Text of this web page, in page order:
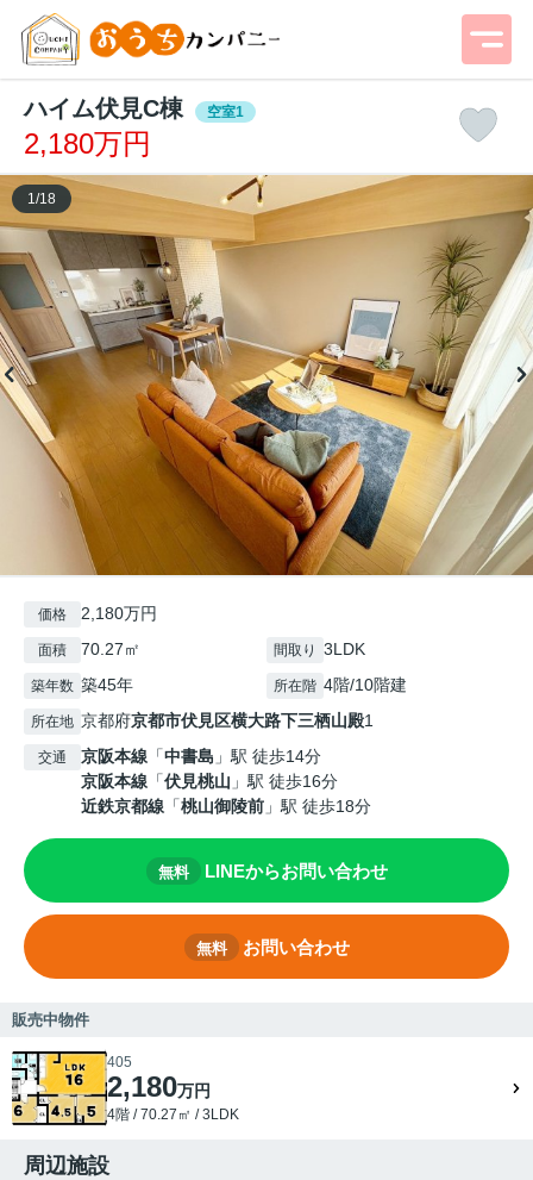
ハイム伏見C棟 空室1
2,180万円
1 /18
価格 2,180万円
面積 70.27㎡ 間取り 3LDK
築年数 築45年 所在階 4階/10階建
所在地 京都府京都市伏見区横大路下三栖山殿1
交通 京阪本線 「中書島 」駅 徒歩14分
京阪本線 「伏見桃山 」駅 徒歩16分
近鉄京都線 「桃山御陵前 」駅 徒歩18分
無料 LINEからお問い合わせ
無料 お問い合わせ
販売中物件
405
2,180万円
4階 / 70.27㎡ / 3LDK
周辺施設